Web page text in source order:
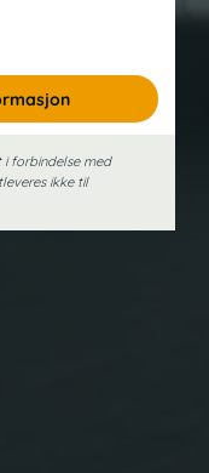
forbindelse med
ikke til